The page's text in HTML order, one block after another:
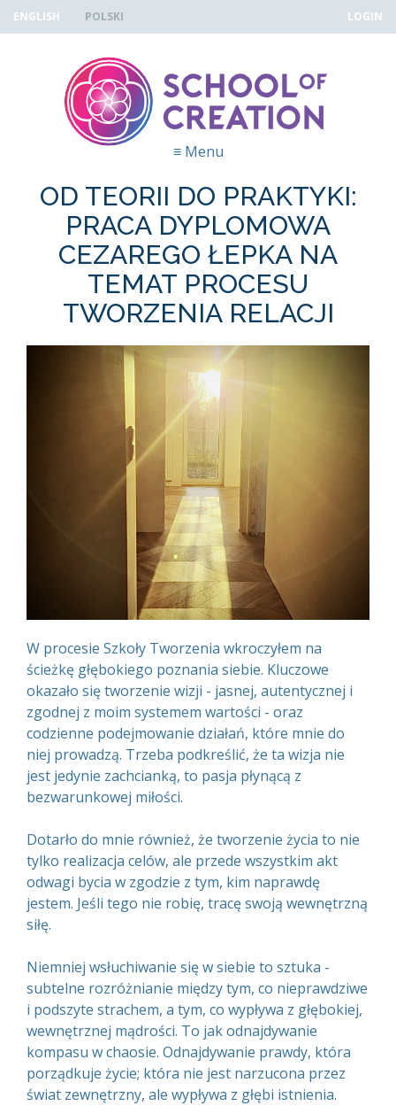
Skip to navigation
Przejdź do treści
ENGLISH POLSKI LOGIN
≡Menu
OD TEORII DO PRAKTYKI:
PRACA DYPLOMOWA
CEZAREGO ŁEPKA NA
TEMAT PROCESU
TWORZENIA RELACJI
W procesie Szkoły Tworzenia wkroczyłem na
ścieżkę głębokiego poznania siebie. Kluczowe
okazało się tworzenie wizji - jasnej, autentycznej i
zgodnej z moim systemem wartości - oraz
codzienne podejmowanie działań, które mnie do
niej prowadzą. Trzeba podkreślić, że ta wizja nie
jest jedynie zachcianką, to pasja płynącą z
bezwarunkowej miłości.
Dotarło do mnie również, że tworzenie życia to nie
tylko realizacja celów, ale przede wszystkim akt
odwagi bycia w zgodzie z tym, kim naprawdę
jestem. Jeśli tego nie robię, tracę swoją wewnętrzną
siłę.
Niemniej wsłuchiwanie się w siebie to sztuka -
subtelne rozróżnianie między tym, co nieprawdziwe
i podszyte strachem, a tym, co wypływa z głębokiej,
wewnętrznej mądrości. To jak odnajdywanie
kompasu w chaosie. Odnajdywanie prawdy, która
porządkuje życie; która nie jest narzucona przez
świat zewnętrzny, ale wypływa z głębi istnienia.